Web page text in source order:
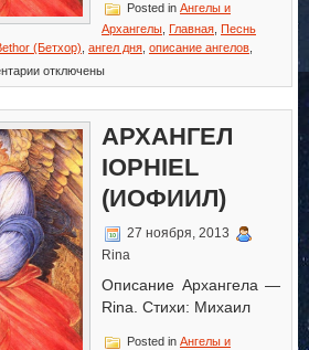
Posted in Ангелы и
Архангелы Главная Песнь
(Бетхор) ангел дня описание ангелов
к
записи
Bethor
(Бетхор)
отключены
АРХАНГЕЛ
IOPHIEL
(ИОФИИЛ)
27 ноября, 2013
Rina
Описание Архангела —
Rina. Стихи: Михаил
Posted in Ангелы и